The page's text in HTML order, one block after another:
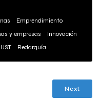
Emprendimiento
y empresas
Innovación
Redarquía
Next